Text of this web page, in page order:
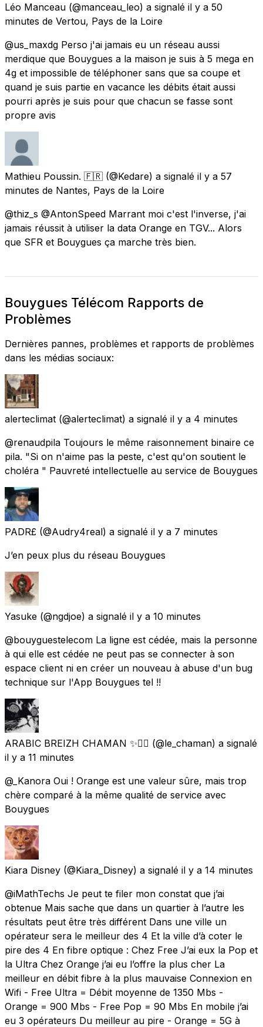
Léo Manceau (@manceau_leo) a signalé il y a 50
minutes de Vertou, Pays de la Loire
@us_maxdg Perso j'ai jamais eu un réseau aussi
merdique que Bouygues a la maison je suis à 5 mega en
4g et impossible de téléphoner sans que sa coupe et
quand je suis partie en vacance les débits était aussi
pourri après je suis pour que chacun se fasse sont
propre avis
Mathieu Poussin. 🇫🇷 (@Kedare) a signalé il y a 57
minutes de Nantes, Pays de la Loire
@thiz_s @AntonSpeed Marrant moi c'est l'inverse, j'ai
jamais réussit à utiliser la data Orange en TGV... Alors
que SFR et Bouygues ça marche très bien.
Bouygues Télécom Rapports de
Problèmes
Dernières pannes, problèmes et rapports de problèmes
dans les médias sociaux:
alerteclimat (@alerteclimat) a signalé il y a 4 minutes
@renaudpila Toujours le même raisonnement binaire ce
pila. "Si on n'aime pas la peste, c'est qu'on soutient le
choléra " Pauvreté intellectuelle au service de Bouygues
PADR£ (@Audry4real) a signalé il y a 7 minutes
J’en peux plus du réseau Bouygues
Yasuke (@ngdjoe) a signalé il y a 10 minutes
@bouyguestelecom La ligne est cédée, mais la personne
à qui elle est cédée ne peut pas se connecter à son
espace client ni en créer un nouveau à abuse d'un bug
technique sur l'App Bouygues tel !!
ARABIC BREIZH CHAMAN ✨🧙‍♂️ (@le_chaman) a signalé
il y a 11 minutes
@_Kanora Oui ! Orange est une valeur sûre, mais trop
chère comparé à la même qualité de service avec
Bouygues
Kiara Disney (@Kiara_Disney) a signalé il y a 14 minutes
@iMathTechs Je peut te filer mon constat que j’ai
obtenue Mais sache que dans un quartier à l’autre les
résultats peut être très différent Dans une ville un
opérateur sera le meilleur des 4 Et la ville d’à coter le
pire des 4 En fibre optique : Chez Free J’ai eux la Pop et
la Ultra Chez Orange j’ai eu l’offre la plus cher La
meilleur en débit fibre à la plus mauvaise Connexion en
Wifi - Free Ultra = Débit moyenne de 1350 Mbs -
Orange = 900 Mbs - Free Pop = 90 Mbs En mobile j’ai
eu 3 opérateurs Du meilleur au pire - Orange = 5G à